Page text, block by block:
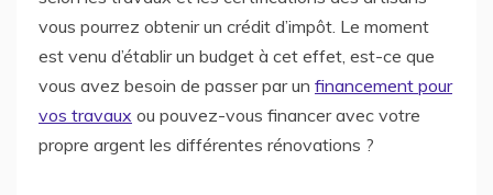
vous pourrez obtenir un crédit d’impôt. Le moment
est venu d’établir un budget à cet effet, est-ce que
vous avez besoin de passer par un financement pour
vos travaux ou pouvez-vous financer avec votre
propre argent les différentes rénovations ?